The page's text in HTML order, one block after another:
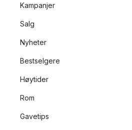
Kampanjer
Salg
Nyheter
Bestselgere
Høytider
Rom
Gavetips